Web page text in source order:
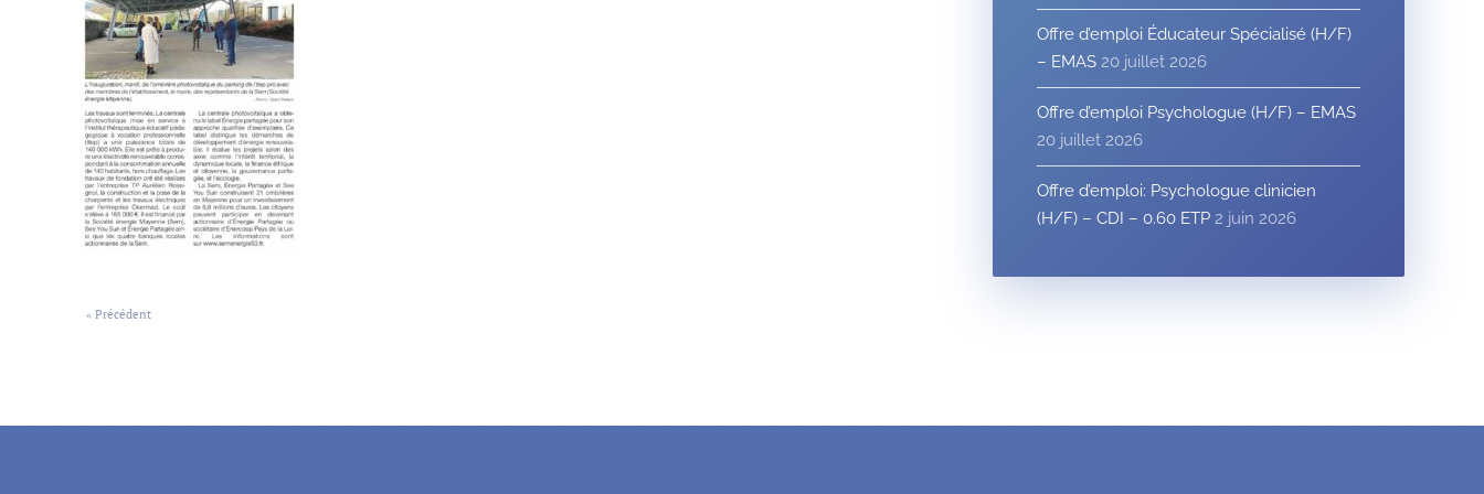
« Précédent
Offre d’emploi Éducateur Spécialisé (H/F)
– EMAS 20 juillet 2026
Offre d’emploi Psychologue (H/F) – EMAS
20 juillet 2026
Offre d’emploi: Psychologue clinicien
(H/F) – CDI – 0.60 ETP 2 juin 2026